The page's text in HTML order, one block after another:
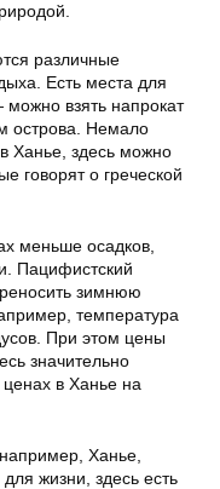
различные
Есть места для
взять напрокат
острова. Немало
Ханье, здесь можно
говорят о греческой
меньше осадков,
Пацифистский
зимнюю
температура
При этом цены
значительно
в Ханье на
Ханье,
жизни, здесь есть